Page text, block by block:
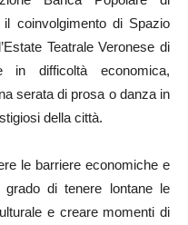
coinvolgimento di Spazio
Teatrale Veronese di
in difficoltà economica,
serata di prosa o danza in
della città.
le barriere economiche e
di tenere lontane le
e creare momenti di